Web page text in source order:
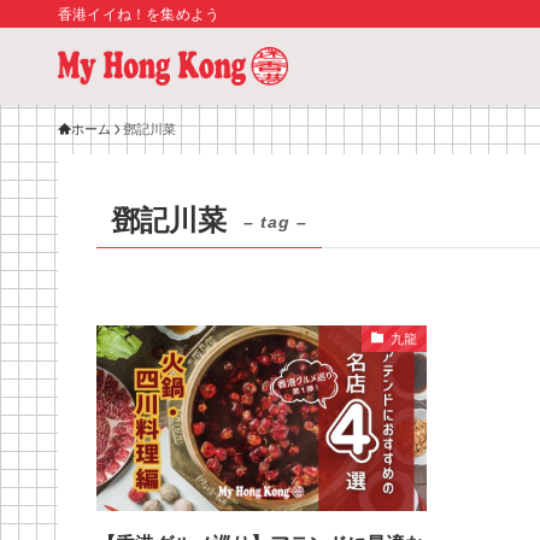
香港イイね！を集めよう
ホーム 鄧記川菜
鄧記川菜 – tag –
九龍